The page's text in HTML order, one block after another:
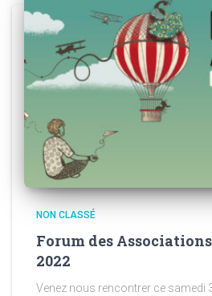
NON CLASSÉ
Forum des
2022
Venez nous rencontrer ce samedi